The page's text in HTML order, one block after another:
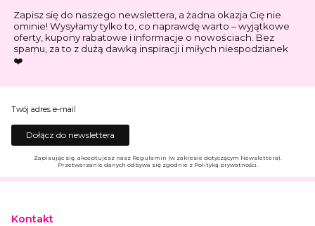
Zapisz się do naszego newslettera, a żadna okazja Cię nie
ominie! Wysyłamy tylko to, co naprawdę warto – wyjątkowe
oferty, kupony rabatowe i informacje o nowościach. Bez
spamu, za to z dużą dawką inspiracji i miłych niespodzianek
❤️
Twój adres e-mail
Dołącz do newslettera
Zapisując się, akceptujesz nasz Regulamin (w zakresie dotyczącym Newslettera).
Przetwarzanie danych odbywa się zgodnie z Polityką prywatności.
Kontakt